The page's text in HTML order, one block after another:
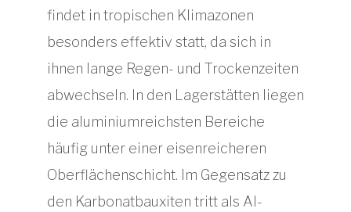
findet in tropischen Klimazonen
besonders effektiv statt, da sich in
ihnen lange Regen- und Trockenzeiten
abwechseln. In den Lagerstätten liegen
die aluminiumreichsten Bereiche
häufig unter einer eisenreicheren
Oberflächenschicht. Im Gegensatz zu
den Karbonatbauxiten tritt als Al-